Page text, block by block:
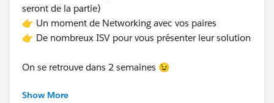
seront de la partie)
👉 Un moment de Networking avec vos paires
👉 De nombreux ISV pour vous présenter leur solution
On se retrouve dans 2 semaines 😉
Détails et inscription :
Show More